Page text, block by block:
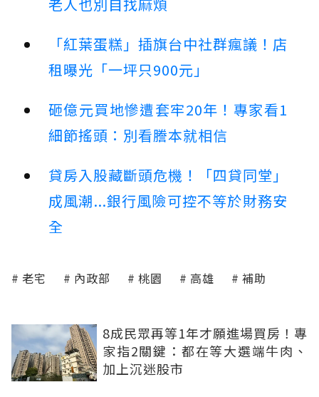
老人也別自找麻煩
「紅葉蛋糕」插旗台中社群瘋議！店
租曝光「一坪只900元」
砸億元買地慘遭套牢20年！專家看1
細節搖頭：別看謄本就相信
貸房入股藏斷頭危機！「四貸同堂」
成風潮...銀行風險可控不等於財務安
全
老宅 內政部 桃園 高雄 補助
8成民眾再等1年才願進場買房！專
家指2關鍵：都在等大選端牛肉、
加上沉迷股市